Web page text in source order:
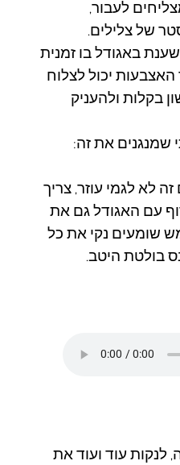
לעבור,
של צלילים.
באגודל בו זמנית
יכול לצלוח
בקלות ולהעניק
שמנגנים את זה:
לא לגמי עוזר, צריך
עם האגודל גם את
שומעים נקי את כל
בולטת היטב.
לנקות עוד ועוד את